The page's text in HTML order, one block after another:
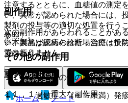
注意するとともに、血糖値の測定
い、異常が認められた場合には、
製剤の投与等の適切な処置を行う
参照〕。
その他の副作用
１１．２． その他の副作用
１）． 過敏症：（５％未満）発疹
副作用
次の副作用があらわれることがあ
い、異常が認められた場合には投
置を行うこと。
重大な副作用
１１．１． 重大な副作用
※本製品は疾病の診断・治療・予
ではありません。
ホーム
ノート